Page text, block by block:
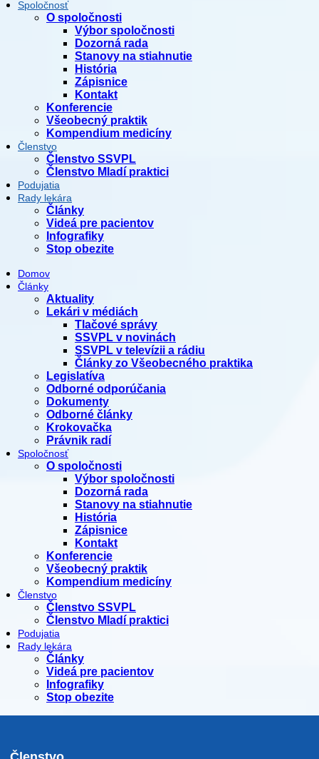
Spoločnosť
O spoločnosti
Výbor spoločnosti
Dozorná rada
Stanovy na stiahnutie
História
Zápisnice
Kontakt
Konferencie
Všeobecný praktik
Kompendium medicíny
Členstvo
Členstvo SSVPL
Členstvo Mladí praktici
Podujatia
Rady lekára
Články
Videá pre pacientov
Infografiky
Stop obezite
Domov
Články
Aktuality
Lekári v médiách
Tlačové správy
SSVPL v novinách
SSVPL v televízii a rádiu
Články zo Všeobecného praktika
Legislatíva
Odborné odporúčania
Dokumenty
Odborné články
Krokovačka
Právnik radí
Spoločnosť
O spoločnosti
Výbor spoločnosti
Dozorná rada
Stanovy na stiahnutie
História
Zápisnice
Kontakt
Konferencie
Všeobecný praktik
Kompendium medicíny
Členstvo
Členstvo SSVPL
Členstvo Mladí praktici
Podujatia
Rady lekára
Články
Videá pre pacientov
Infografiky
Stop obezite